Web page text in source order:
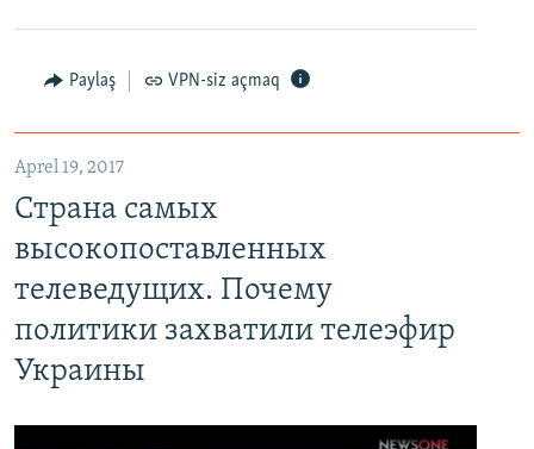
Paylaş VPN-siz açmaq
Aprel 19, 2017
Страна самых
высокопоставленных
телеведущих. Почему
политики захватили телеэфир
Украины